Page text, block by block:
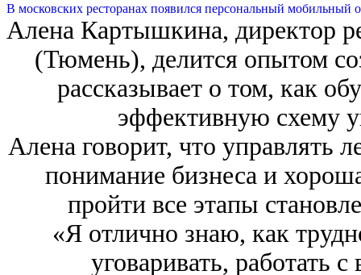
В московских ресторанах появился персональный мобильный
Алена Картышкина, директор
(Тюмень), делится опытом
рассказывает о том, как
эффективную схему
Алена говорит, что управлять
понимание бизнеса и
пройти все этапы
«Я отлично знаю, как
уговаривать, работать